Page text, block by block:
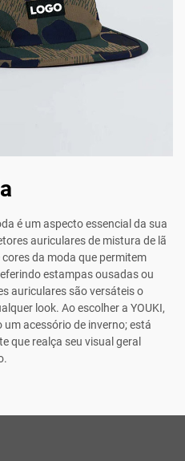
é um aspecto essencial da sua
auriculares de mistura de lã
da moda que permitem
estampas ousadas ou
auriculares são versáteis o
look. Ao escolher a YOUKI,
acessório de inverno; está
que realça seu visual geral